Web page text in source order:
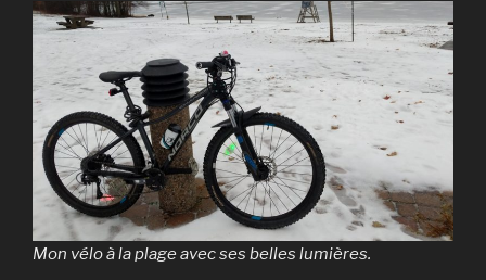
Mon vélo à la plage avec ses belles lumières.